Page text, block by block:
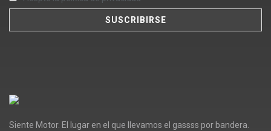
Siente Motor. El lugar en el que llevamos el gassss por bandera.